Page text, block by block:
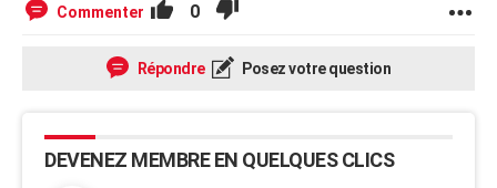
Commenter 0
Répondre Posez votre question
DEVENEZ MEMBRE EN QUELQUES CLICS